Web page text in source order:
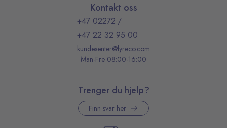
Kontakt oss
+47 02272 /
+47 22 32 95 00
kundesenter@lyreco.com
Man-Fre 08:00-16:00
Trenger du hjelp?
Finn svar her